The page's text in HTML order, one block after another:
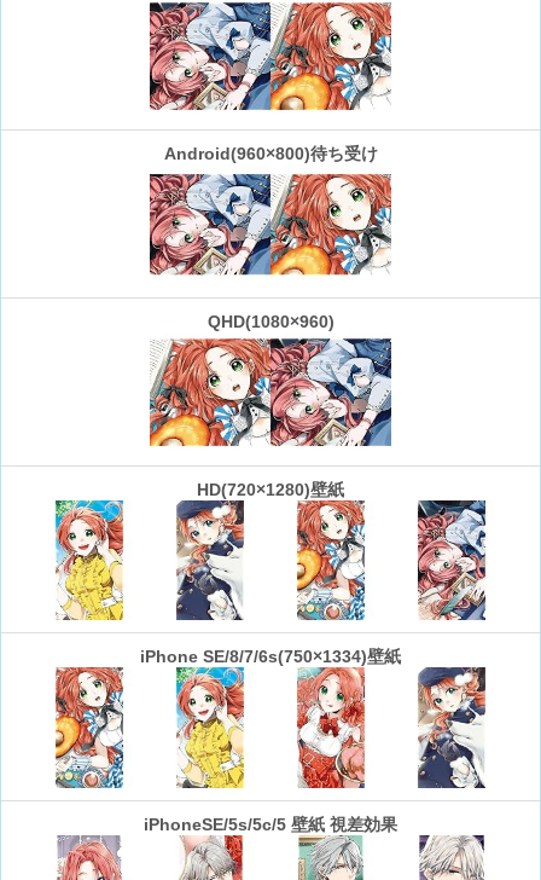
Android(960×800)待ち受け
QHD(1080×960)
HD(720×1280)壁紙
iPhone SE/8/7/6s(750×1334)壁紙
iPhoneSE/5s/5c/5 壁紙 視差効果